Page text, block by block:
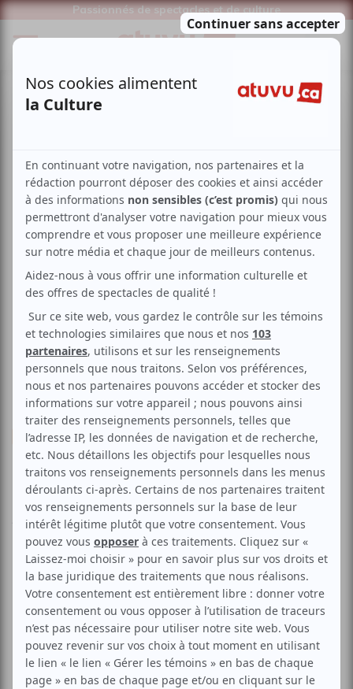
Passionnés de spectacles et de culture
Cinéma Drame Familial
FNC | Precious
Aucune offre promotionnelle
disponible
Soyez les premiers avisés dès qu'il y aura une offre promo
pour FNC | Precious:INSCRIVEZ-VOUS
Présenté dans le cadre du Festival du nouveau cinéma.